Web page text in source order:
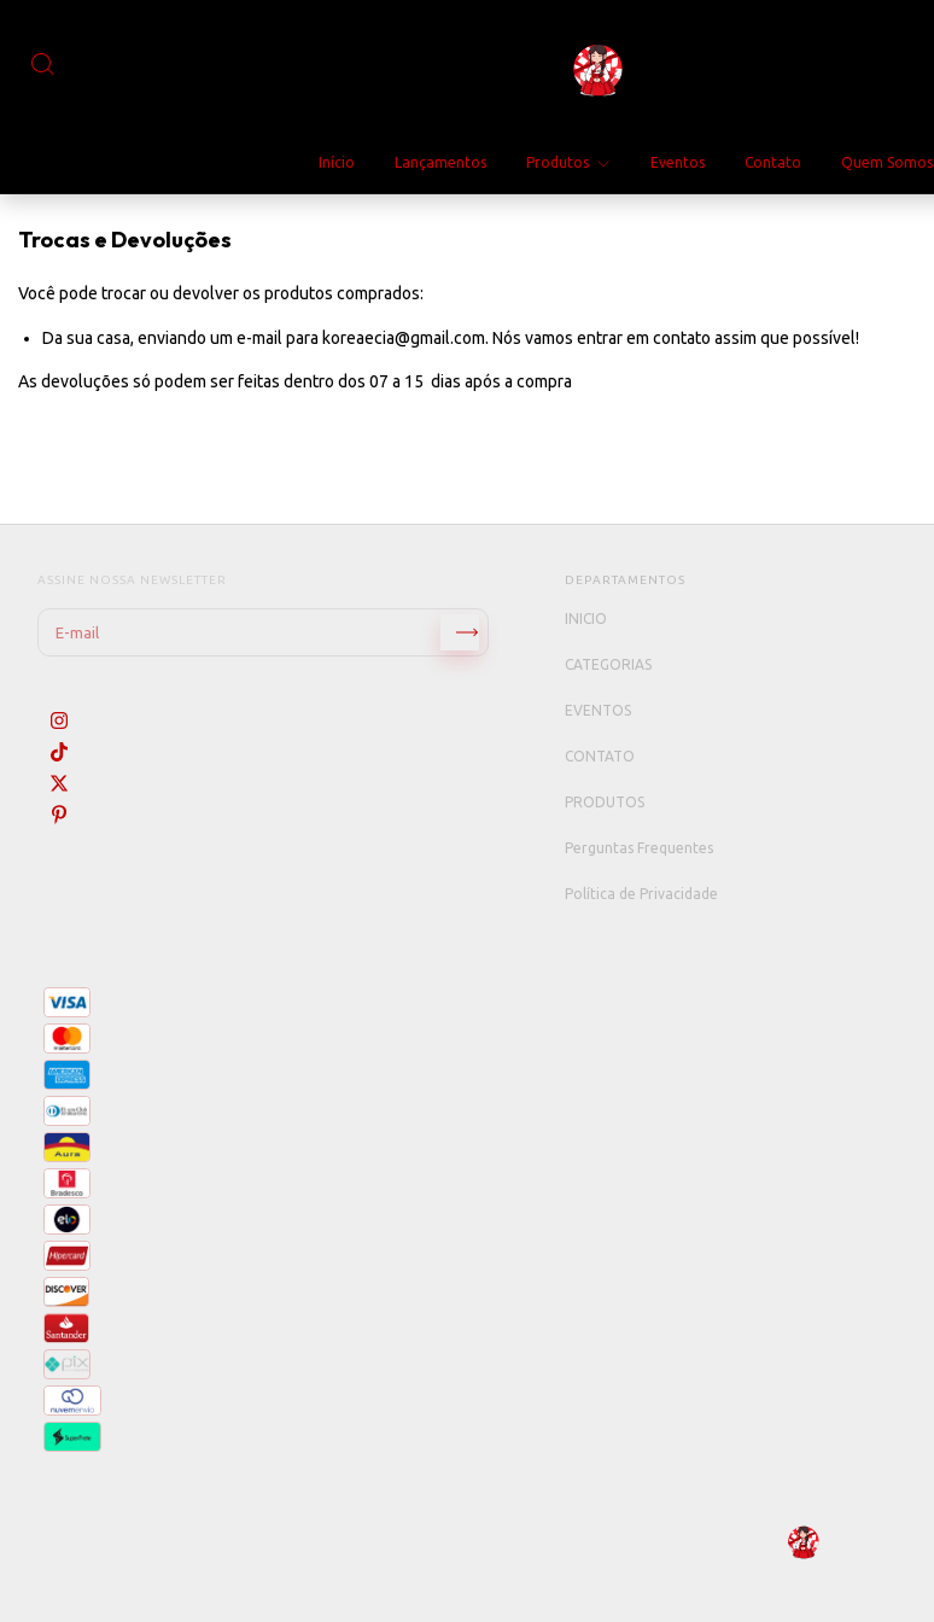
Início Lançamentos Produtos Eventos Contato Quem Somos
Trocas e Devoluções
Você pode trocar ou devolver os produtos comprados:
Da sua casa, enviando um e-mail para koreaecia@gmail.com. Nós vamos entrar em contato assim que possível!
As devoluções só podem ser feitas dentro dos 07 a 15 dias após a compra
ASSINE NOSSA NEWSLETTER DEPARTAMENTOS
INICIO
CATEGORIAS
EVENTOS
CONTATO
PRODUTOS
Perguntas Frequentes
Política de Privacidade